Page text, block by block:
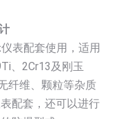
表配套使用，适用
、2Cr13及刚玉
纤维、颗粒等杂质
配套，还可以进行